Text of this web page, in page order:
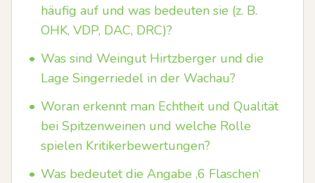
häufig auf und was bedeuten sie (z. B.
OHK, VDP, DAC, DRC)?
• Was sind Weingut Hirtzberger und die
Lage Singerriedel in der Wachau?
• Woran erkennt man Echtheit und Qualität
bei Spitzenweinen und welche Rolle
spielen Kritikerbewertungen?
• Was bedeutet die Angabe ‚6 Flaschen‘